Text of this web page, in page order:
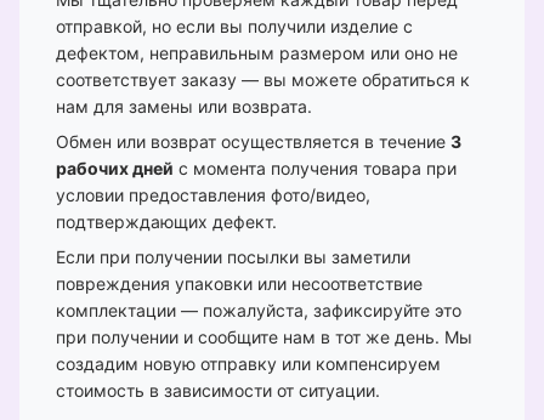
отправкой, но если вы получили изделие с
дефектом, неправильным размером или оно не
соответствует заказу — вы можете обратиться к
нам для замены или возврата.
Обмен или возврат осуществляется в течение 3
рабочих дней с момента получения товара при
условии предоставления фото/видео,
подтверждающих дефект.
Если при получении посылки вы заметили
повреждения упаковки или несоответствие
комплектации — пожалуйста, зафиксируйте это
при получении и сообщите нам в тот же день. Мы
создадим новую отправку или компенсируем
стоимость в зависимости от ситуации.